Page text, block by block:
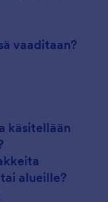
vaaditaan?
käsitellään
alueille?